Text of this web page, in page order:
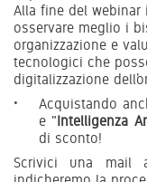
Alla fine del
osservare meglio i
organizzazione e
tecnologici che
digitalizzazione
Acquistando
e "Intelligenza
di sconto!
Scrivici una mail